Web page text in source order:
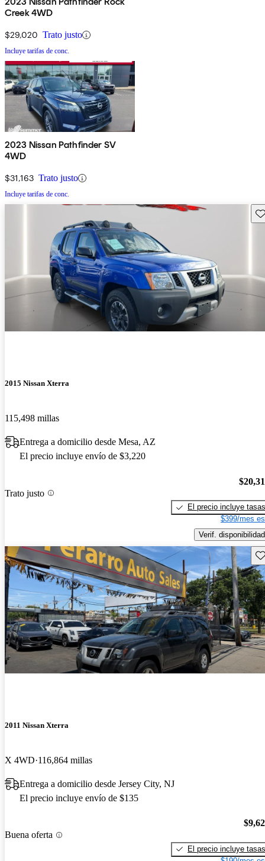
Creek 4WD
$29,020 Trato justo
Incluye tarifas de conc.
2023 Nissan Pathfinder SV
4WD
$31,163 Trato justo
Incluye tarifas de conc.
2015 Nissan Xterra
115,498 millas
Entrega a domicilio desde Mesa, AZ
El precio incluye envío de $3,220
Trato justo
El precio incluye tasas
$399/mes
Verif. disponibilidad
2011 Nissan Xterra
X 4WD 116,864 millas
Entrega a domicilio desde Jersey City, NJ
El precio incluye envío de $135
Buena oferta
El precio incluye tasas